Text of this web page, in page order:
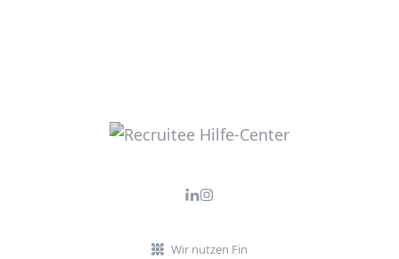
Wir nutzen Fin